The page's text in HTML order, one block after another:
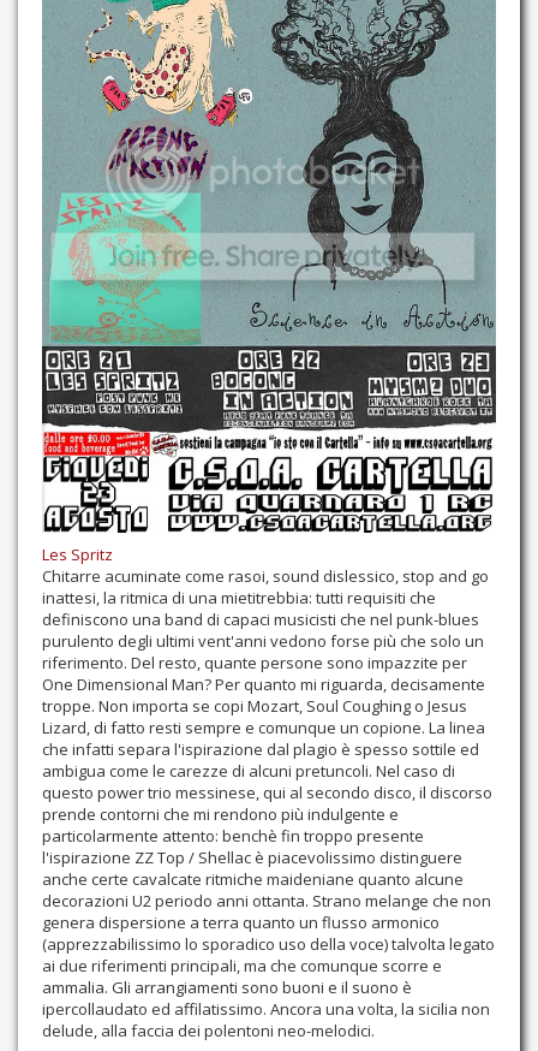
Contatti
Les Spritz
Chitarre acuminate come rasoi, sound dislessico, stop and go
inattesi, la ritmica di una mietitrebbia: tutti requisiti che
definiscono una band di capaci musicisti che nel punk-blues
purulento degli ultimi vent'anni vedono forse più che solo un
riferimento. Del resto, quante persone sono impazzite per
One Dimensional Man? Per quanto mi riguarda, decisamente
troppe. Non importa se copi Mozart, Soul Coughing o Jesus
Lizard, di fatto resti sempre e comunque un copione. La linea
che infatti separa l'ispirazione dal plagio è spesso sottile ed
ambigua come le carezze di alcuni pretuncoli. Nel caso di
questo power trio messinese, qui al secondo disco, il discorso
prende contorni che mi rendono più indulgente e
particolarmente attento: benchè fin troppo presente
l'ispirazione ZZ Top / Shellac è piacevolissimo distinguere
anche certe cavalcate ritmiche maideniane quanto alcune
decorazioni U2 periodo anni ottanta. Strano melange che non
genera dispersione a terra quanto un flusso armonico
(apprezzabilissimo lo sporadico uso della voce) talvolta legato
ai due riferimenti principali, ma che comunque scorre e
ammalia. Gli arrangiamenti sono buoni e il suono è
ipercollaudato ed affilatissimo. Ancora una volta, la sicilia non
delude, alla faccia dei polentoni neo-melodici.